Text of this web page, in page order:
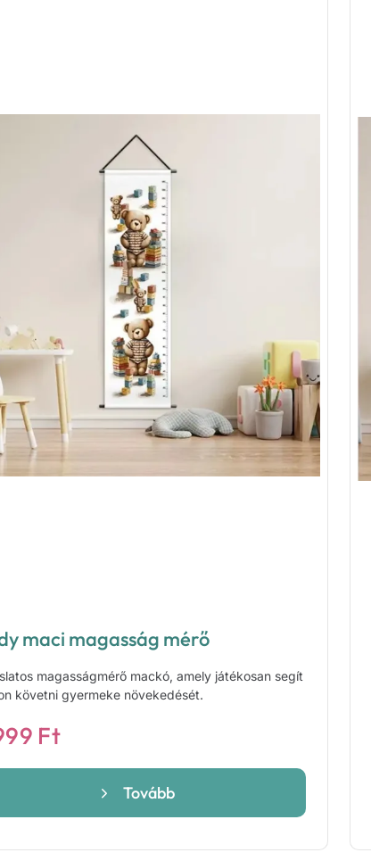
maci magasság mérő
magasságmérő mackó, amely játékosan segít
követni gyermeke növekedését.
Ft
Tovább